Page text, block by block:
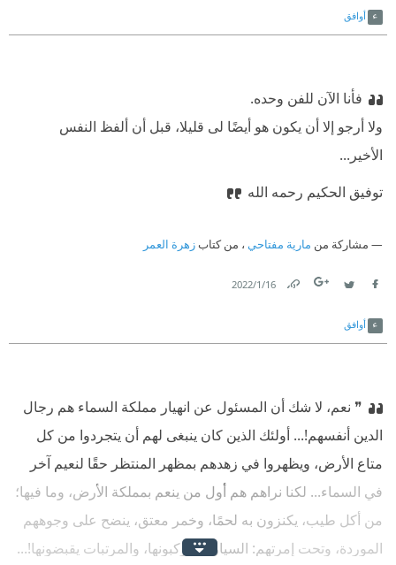
أوافق
فأنا الآن للفن وحده.
‫ولا أرجو إلا أن يكون هو أيضًا لى قليلا، قبل أن ألفظ النفس
الأخير...
توفيق الحكيم رحمه الله
مشاركة من مارية مفتاحي ، من كتابزهرة العمر
16‏/1‏/2022
أوافق
❞ نعم، لا شك أن المسئول عن انهيار مملكة السماء هم رجال
الدين أنفسهم!... أولئك الذين كان ينبغى لهم أن يتجردوا من كل
متاع الأرض، ويظهروا في زهدهم بمظهر المنتظر حقًا لنعيم آخر
في السماء... لكنا نراهم هم أول من ينعم بمملكة الأرض، وما فيها؛
من أكل طيب، يكنزون به لحمًا، وخمر معتق، ينضح على وجوههم
الموردة، وتحت إمرتهم: السيارات يركبونها، والمرتبات يقبضونها!...